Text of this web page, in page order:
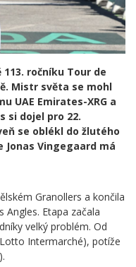
ročníku Tour de
Mistr světa se mohl
UAE Emirates-XRG a
si dojel pro 22.
se oblékl do žlutého
Vingegaard má
Granollers a končila
Angles. Etapa začala
velký problém. Od
Intermarché), potíže